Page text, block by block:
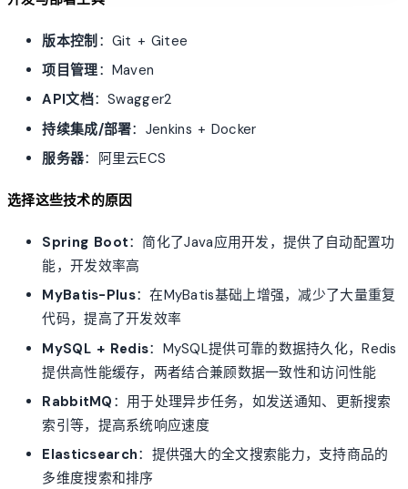
版本控制 ：Git + Gitee
项目管理：Maven
API文档：Swagger2
持续集成/部署：Jenkins + Docker
服务器：阿里云ECS
选择这些技术的原因
Spring Boot：简化了Java应用开发，提供了自动配置功
能，开发效率高
MyBatis-Plus：在MyBatis基础上增强，减少了大量重复
代码，提高了开发效率
MySQL + Redis：MySQL提供可靠的数据持久化，Redis
提供高性能缓存，两者结合兼顾数据一致性和访问性能
RabbitMQ ：用于处理异步任务，如发送通知、更新搜索
索引等，提高系统响应速度
Elasticsearch：提供强大的全文搜索能力，支持商品的
多维度搜索和排序